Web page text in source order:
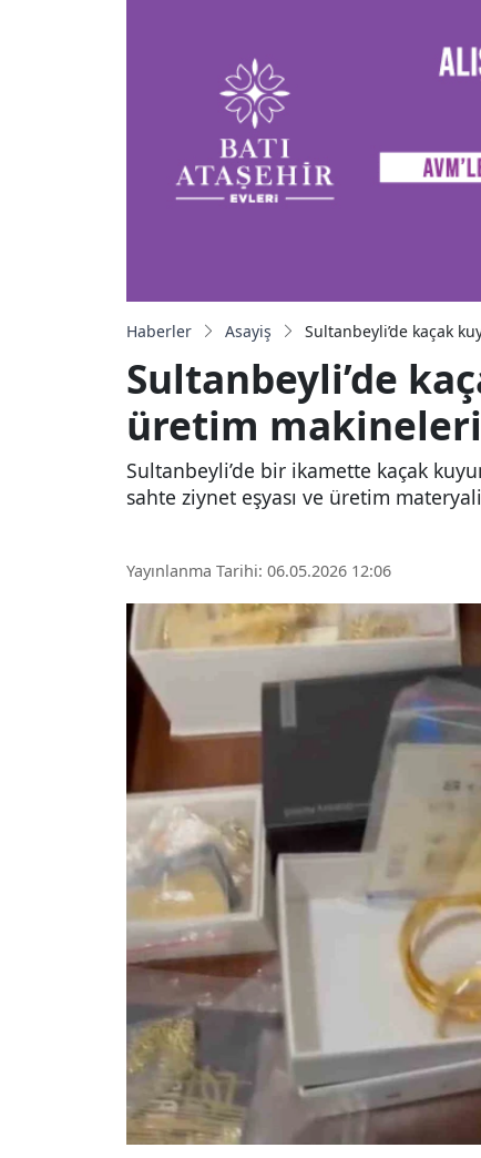
Haberler Asayiş Sultanbeyli’de kaçak
Sultanbeyli’de
üretim
Sultanbeyli’de bir ikamette kaçak
sahte ziynet eşyası ve üretim
Yayınlanma Tarihi: 06.05.2026 12:06